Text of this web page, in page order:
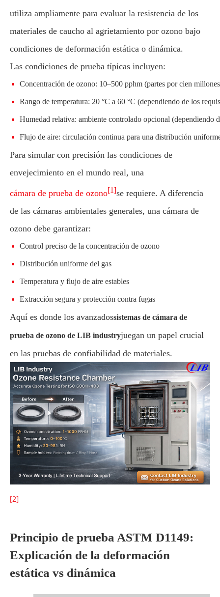
utiliza ampliamente para evaluar la resistencia de los
materiales de caucho al agrietamiento por ozono bajo
condiciones de deformación estática o dinámica.
Las condiciones de prueba típicas incluyen:
Concentración de ozono: 10–500 pphm (partes por cien
Rango de temperatura: 20 °C a 60 °C (dependiendo de los
Humedad relativa: ambiente controlado opcional (dependiendo
Flujo de aire: circulación continua para una distribución
Para simular con precisión las condiciones de
envejecimiento en el mundo real, una
cámara de prueba de ozono[1]se requiere. A diferencia
de las cámaras ambientales generales, una cámara de
ozono debe garantizar:
Control preciso de la concentración de ozono
Distribución uniforme del gas
Temperatura y flujo de aire estables
Extracción segura y protección contra fugas
Aquí es donde los avanzadossistemas de cámara de
prueba de ozono de LIB industryjuegan un papel crucial
en las pruebas de confiabilidad de materiales.
[2]
Principio de prueba ASTM D1149:
Explicación de la deformación
estática vs dinámica